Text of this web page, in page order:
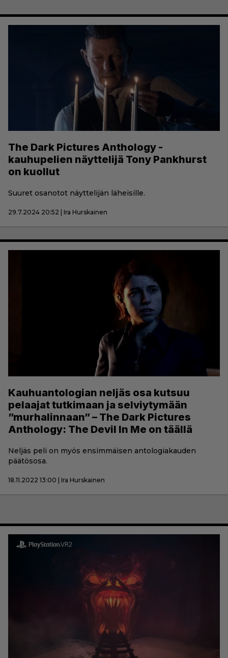
The Dark Pictures Anthology -
kauhupelien näyttelijä Tony Pankhurst
on kuollut
Suuret osanotot näyttelijän läheisille.
29.7.2024 20:52 | Ira Hurskainen
Kauhuantologian neljäs osa kutsuu
pelaajat tutkimaan ja selviytymään
”murhalinnaan” – The Dark Pictures
Anthology: The Devil In Me on täällä
Neljäs peli on myös ensimmäisen antologiakauden
päätösosa.
18.11.2022 13:00 | Ira Hurskainen